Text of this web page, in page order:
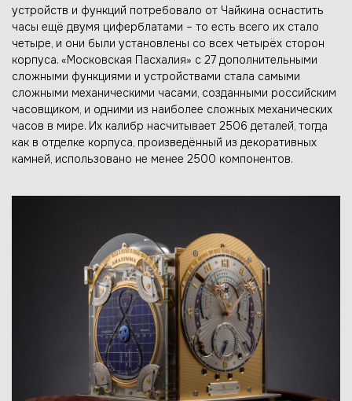
устройств и функций потребовало от Чайкина оснастить
часы ещё двумя циферблатами – то есть всего их стало
четыре, и они были установлены со всех четырёх сторон
корпуса. «Московская Пасхалия» с 27 дополнительными
сложными функциями и устройствами стала самыми
сложными механическими часами, созданными российским
часовщиком, и одними из наиболее сложных механических
часов в мире. Их калибр насчитывает 2506 деталей, тогда
как в отделке корпуса, произведённый из декоративных
камней, использовано не менее 2500 компонентов.